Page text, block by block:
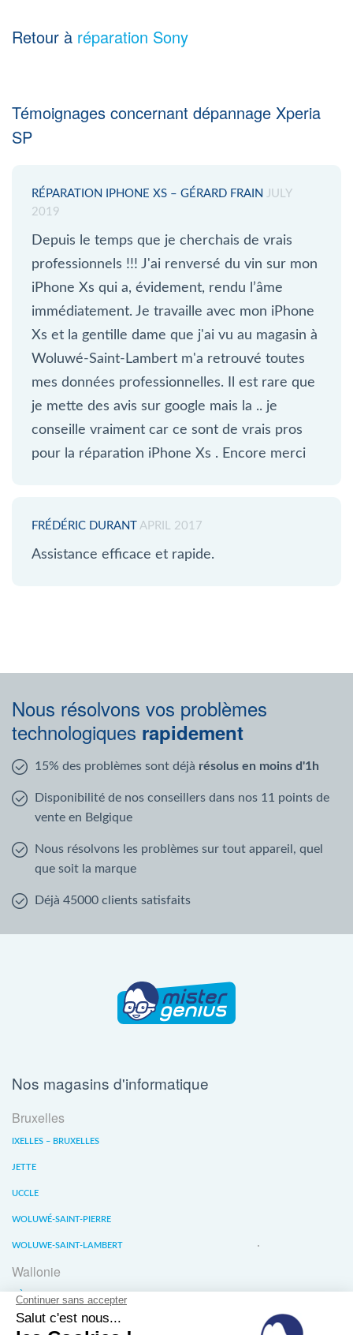
Retour à réparation Sony
Témoignages concernant dépannage Xperia
SP
RÉPARATION IPHONE XS – GÉRARD FRAIN JULY
2019
Depuis le temps que je cherchais de vrais
professionnels !!! J'ai renversé du vin sur mon
iPhone Xs qui a, évidement, rendu l’âme
immédiatement. Je travaille avec mon iPhone
Xs et la gentille dame que j'ai vu au magasin à
Woluwé-Saint-Lambert m'a retrouvé toutes
mes données professionnelles. Il est rare que
je mette des avis sur google mais la .. je
conseille vraiment car ce sont de vrais pros
pour la réparation iPhone Xs . Encore merci
FRÉDÉRIC DURANT APRIL 2017
Assistance efficace et rapide.
Nous résolvons vos problèmes
technologiques rapidement
15% des problèmes sont déjà résolus en moins d'1h
Disponibilité de nos conseillers dans nos 11 points de
vente en Belgique
Nous résolvons les problèmes sur tout appareil, quel
que soit la marque
Déjà 45000 clients satisfaits
Nos magasins d'informatique
Bruxelles
IXELLES – BRUXELLES
JETTE
UCCLE
WOLUWÉ-SAINT-PIERRE
WOLUWE-SAINT-LAMBERT
Wallonie
LIÈGE
WATERLOO